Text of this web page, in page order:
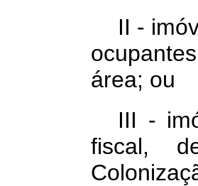
II -
área; ou
III -
fiscal,